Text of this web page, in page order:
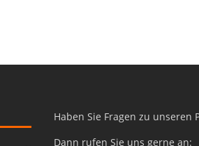
Haben Sie Fragen zu unseren
Dann rufen Sie uns gerne an: